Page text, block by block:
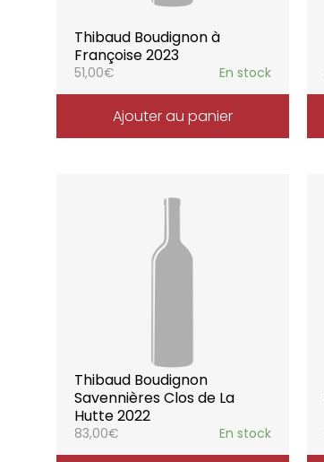
Thibaud Boudignon à
Françoise 2023
51,00€ En stock
Ajouter au panier
Thibaud Boudignon
Savennières Clos de La
Hutte 2022
83,00€ En stock